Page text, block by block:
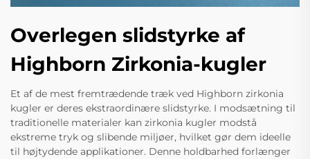
Overlegen slidstyrke af
Highborn Zirkonia-kugler
Et af de mest fremtrædende træk ved Highborn zirkonia
kugler er deres ekstraordinære slidstyrke. I modsætning til
traditionelle materialer kan zirkonia kugler modstå
ekstreme tryk og slibende miljøer, hvilket gør dem ideelle
til højtydende applikationer. Denne holdbarhed forlænger